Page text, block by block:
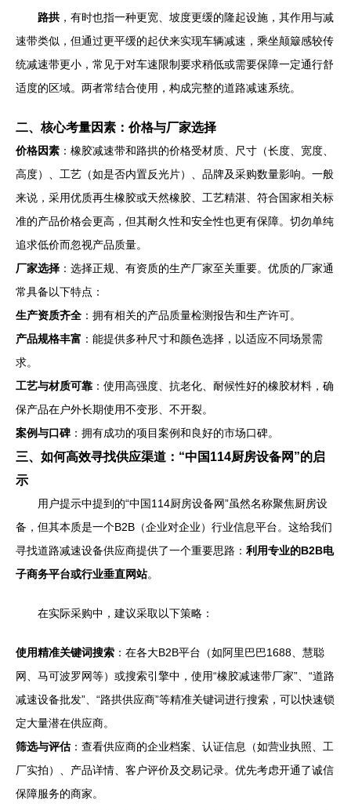
路拱 ，有时也指一种更宽、坡度更缓的隆起设施，其作用与减
速带类似，但通过更平缓的起伏来实现车辆减速，乘坐颠簸感较传
统减速带更小，常见于对车速限制要求稍低或需要保障一定通行舒
适度的区域。两者常结合使用，构成完整的道路减速系统。
二、核心考量因素：价格与厂家选择
价格因素 ：橡胶减速带和路拱的价格受材质、尺寸（长度、宽度、
高度）、工艺（如是否内置反光片）、品牌及采购数量影响。一般
来说，采用优质再生橡胶或天然橡胶、工艺精湛、符合国家相关标
准的产品价格会更高，但其耐久性和安全性也更有保障。切勿单纯
追求低价而忽视产品质量。
厂家选择 ：选择正规、有资质的生产厂家至关重要。优质的厂家通
常具备以下特点：
生产资质齐全 ：拥有相关的产品质量检测报告和生产许可。
产品规格丰富 ：能提供多种尺寸和颜色选择，以适应不同场景需
求。
工艺与材质可靠 ：使用高强度、抗老化、耐候性好的橡胶材料，确
保产品在户外长期使用不变形、不开裂。
案例与口碑 ：拥有成功的项目案例和良好的市场口碑。
三、如何高效寻找供应渠道：“中国114厨房设备网”的启
示
用户提示中提到的“中国114厨房设备网”虽然名称聚焦厨房设
备，但其本质是一个B2B（企业对企业）行业信息平台。这给我们
寻找道路减速设备供应商提供了一个重要思路： 利用专业的B2B电
子商务平台或行业垂直网站。
在实际采购中，建议采取以下策略：
使用精准关键词搜索 ：在各大B2B平台（如阿里巴巴1688、慧聪
网、马可波罗网等）或搜索引擎中，使用“橡胶减速带厂家”、“道路
减速设备批发”、“路拱供应商”等精准关键词进行搜索，可以快速锁
定大量潜在供应商。
筛选与评估：查看供应商的企业档案、认证信息（如营业执照、工
厂实拍）、产品详情、客户评价及交易记录。优先考虑开通了诚信
保障服务的商家。